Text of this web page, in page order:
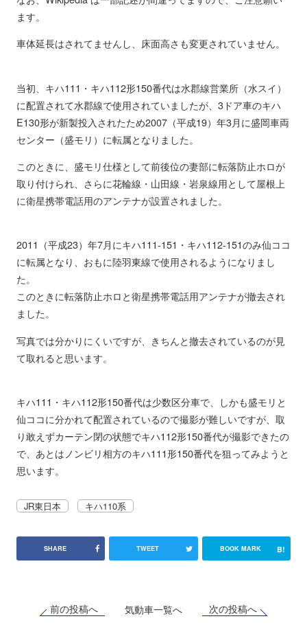
ます。
車体延長はされてませんし、床面高さも変更されていません。
当初、キハ111・キハ112形150番代は水郡線営業所（水スイ）
に配置されて水郡線で使用されていましたが、3ドア車のキハ
E130形が新製投入されたため2007（平成19）年3月に盛岡車両
センター（盛モリ）に転属となりました。
このときに、盛モリ仕様として前後位の妻部に転落防止ホロが
取り付けられ、さらに花輪線・山田線・岩泉線用として屋根上
に衛星携帯電話用のアンテナが設置されました。
2011（平成23）年7月にキハ111-151・キハ112-151のみ仙ココ
に転属となり、おもに陸羽東線で使用されるようになりまし
た。
このときに転落防止ホロと衛星携帯電話用アンテナが撤去され
ました。
写真では分かりにくいですが、きちんと撤去されているのが見
て取れると思います。
キハ111・キハ112形150番代は少数区分車で、しかも盛モリと
仙ココに分かれて配置されているので撮影が難しいですが、取
り敢えずカーテン閉の状態でキハ112形150番代が撮影できたの
で、あとはノンビリ相方のキハ111形150番代を狙ってみようと
思います。
JR東日本 キハ110系
SHARE TWEET BOOK MARK B!
前の投稿へ 気動車一覧へ 次の投稿へ